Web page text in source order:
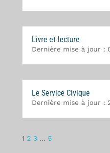
Livre et lecture
Dernière mise à jour :
Le Service Civique
Dernière mise à jour :
1 2 3 … 5